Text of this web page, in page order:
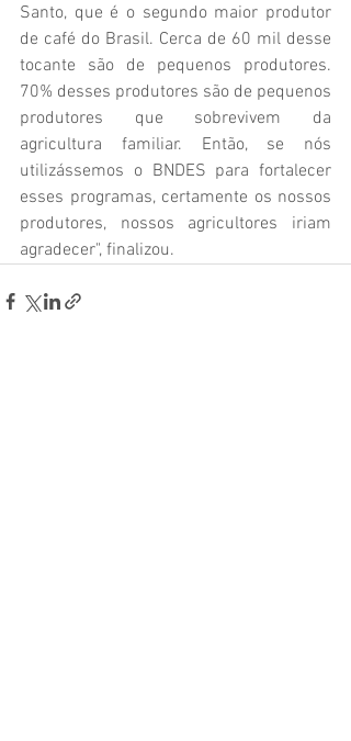
Santo, que é o segundo maior produtor
de café do Brasil. Cerca de 60 mil desse
tocante são de pequenos produtores.
70% desses produtores são de pequenos
produtores que sobrevivem da
agricultura familiar. Então, se nós
utilizássemos o BNDES para fortalecer
esses programas, certamente os nossos
produtores, nossos agricultores iriam
agradecer", finalizou.